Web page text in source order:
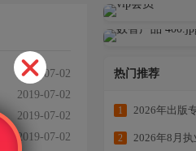
2019-07-02
2019-07-02
2019-07-02
2019-07-02
热门推荐
1
2